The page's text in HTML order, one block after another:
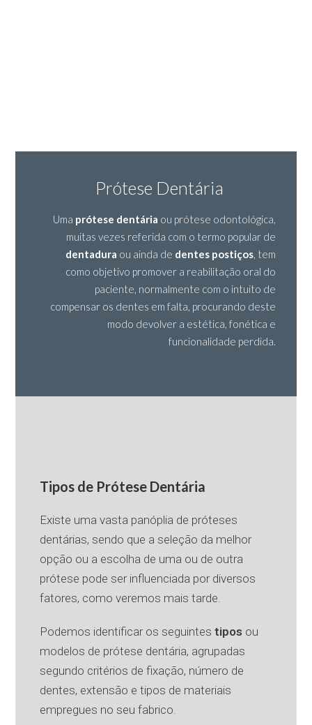
Prótese Dentária
Uma prótese dentária ou prótese odontológica,
muitas vezes referida com o termo popular de
dentadura ou ainda de dentes postiços, tem
como objetivo promover a reabilitação oral do
paciente, normalmente com o intuito de
compensar os dentes em falta, procurando deste
modo devolver a estética, fonética e
funcionalidade perdida.
Tipos de Prótese Dentária
Existe uma vasta panóplia de próteses
dentárias, sendo que a seleção da melhor
opção ou a escolha de uma ou de outra
prótese pode ser influenciada por diversos
fatores, como veremos mais tarde.
Podemos identificar os seguintestipos ou
modelos de prótese dentária, agrupadas
segundo critérios de fixação, número de
dentes, extensão e tipos de materiais
empregues no seu fabrico.